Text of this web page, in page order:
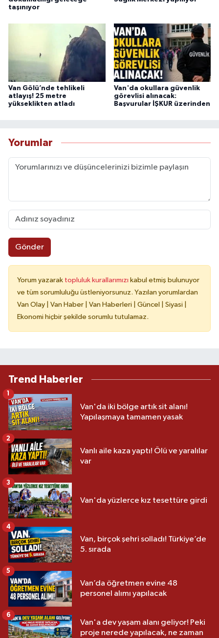
taşınıyor
Van Gölü’nde tehlikeli
atlayış! 25 metre
yükseklikten atladı
Van'da okullara güvenlik
görevlisi alınacak:
Başvurular İŞKUR üzerinden
Yorumlar
Gönder
Yorum yazarak topluluk kurallarımızı kabul etmiş bulunuyor
ve tüm sorumluluğu üstleniyorsunuz. Yazılan yorumlardan
Van Olay | Van Haber | Van Haberleri | Güncel | Siyasi |
Ekonomi hiçbir şekilde sorumlu tutulamaz.
Trend Haberler
Van'da iki bölge artık sit alanı!
Yapılaşmaya tamamen yasak
Vanlı aile kaza yaptı! Ölü ve yaralılar
var
2
Van'da yüzlerce kız tesettüre girdi
3
Van, birçok şehri solladı! Türkiye’de
5. sırada
4
Van’da öğretmen evine 48
personel alımı yapılacak
5
Van'a dev yaşam alanı geliyor! Peki
proje nerede yapılacak, ne zaman
6